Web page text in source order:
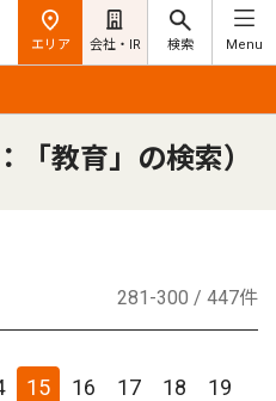
エリア 会社・IR 検索 Menu
「教育」の検索）
281-300 / 447件
15 16 17 18
19